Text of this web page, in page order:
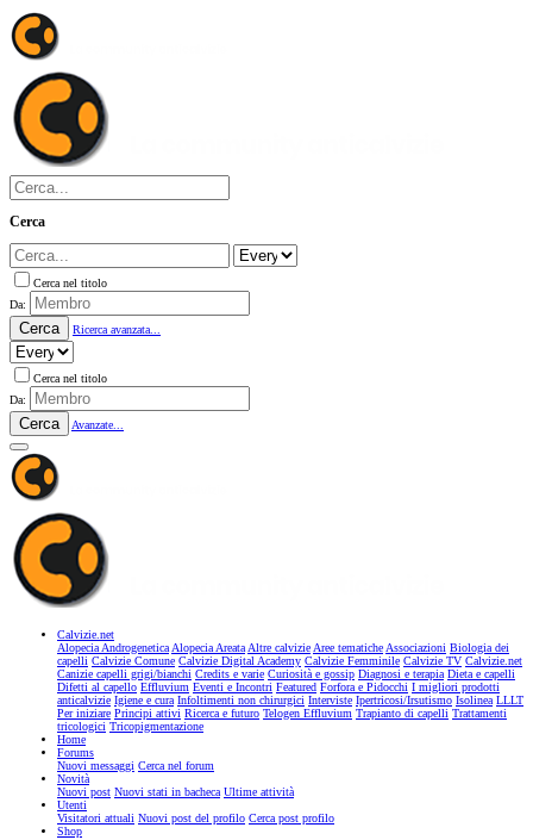
Cerca
Cerca nel titolo
Da:
Cerca Ricerca avanzata...
Cerca nel titolo
Da:
Cerca Avanzate...
Calvizie.net
Alopecia AndrogeneticaAlopecia AreataAltre calvizieAree tematicheAssociazioni Biologia dei
capelli Calvizie Comune Calvizie Digital Academy Calvizie Femminile Calvizie TV Calvizie.net
Canizie capelli grigi/bianchi Credits e varie Curiosità e gossip Diagnosi e terapia Dieta e capelli
Difetti al capello Effluvium Eventi e Incontri Featured Forfora e Pidocchi I migliori prodotti
anticalvizie Igiene e cura Infoltimenti non chirurgici Interviste Ipertricosi/Irsutismo Isolinea LLLT
Per iniziare Principi attivi Ricerca e futuro Telogen Effluvium Trapianto di capelli Trattamenti
tricologici Tricopigmentazione
Home
Forums
Nuovi messaggi Cerca nel forum
Novità
Nuovi post Nuovi stati in bacheca Ultime attività
Utenti
Visitatori attuali Nuovi post del profilo Cerca post profilo
Shop